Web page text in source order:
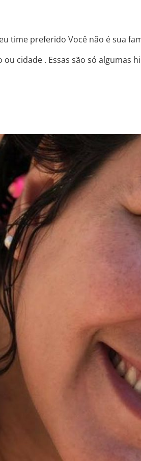
time preferido Você não é sua
cidade . Essas são só algumas
SINCRONICIDADE